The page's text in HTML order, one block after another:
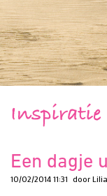
Inspiratie
Een dagje
10/02/2014 11:31 door